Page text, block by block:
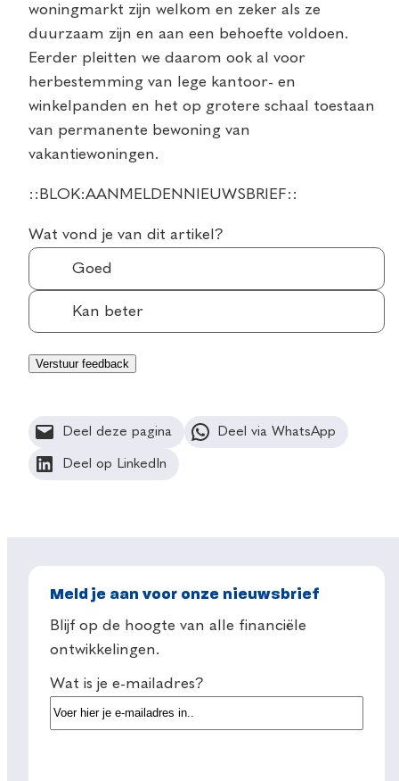
woningmarkt zijn welkom en zeker als ze
duurzaam zijn en aan een behoefte voldoen.
Eerder pleitten we daarom ook al voor
herbestemming van lege kantoor- en
winkelpanden en het op grotere schaal toestaan
van permanente bewoning van
vakantiewoningen.
::BLOK:AANMELDENNIEUWSBRIEF::
Wat vond je van dit artikel?
Goed
Kan beter
Deel deze pagina Deel via WhatsApp
Deel op LinkedIn
Meld je aan voor onze nieuwsbrief
Blijf op de hoogte van alle financiële
ontwikkelingen.
Wat is je e-mailadres?